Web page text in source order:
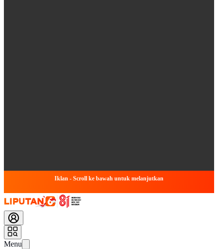
Iklan - Scroll ke bawah untuk melanjutkan
Menu